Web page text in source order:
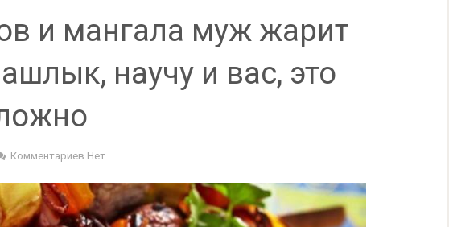
и мангала муж жарит
научу и вас, это
Комментариев Нет